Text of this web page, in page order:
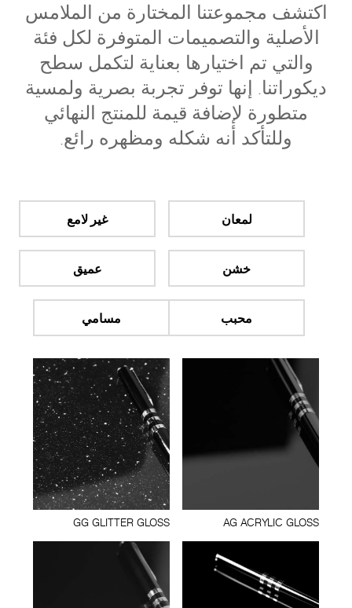
اكتشف مجموعتنا المختارة من الملامس
الأصلية والتصميمات المتوفرة لكل فئة
والتي تم اختيارها بعناية لتكمل سطح
ديكوراتنا. إنها توفر تجربة بصرية ولمسية
متطورة لإضافة قيمة للمنتج النهائي
وللتأكد أنه شكله ومظهره رائع.
لمعان غير لامع
خشن عميق
محبب مسامي
AG ACRYLIC GLOSS
GG GLITTER GLOSS